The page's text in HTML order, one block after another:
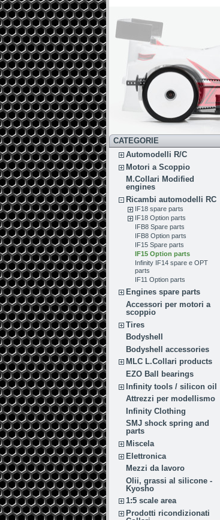
CATEGORIE
Automodelli R/C
Motori a Scoppio
M.Collari Modified
engines
Ricambi automodelli RC
IF18 spare parts
IF18 Option parts
IFB8 Spare parts
IFB8 Option parts
IF15 Spare parts
IF15 Option parts
Infinity IF14 spare e OPT
parts
IF11 Option parts
Engines spare parts
Accessori per motori a
scoppio
Tires
Bodyshell
Bodyshell accessories
MLC L.Collari products
EZO Ball bearings
Infinity tools / silicon oil
Attrezzi per modellismo
Infinity Clothing
SMJ shock spring and
parts
Miscela
Elettronica
Mezzi da lavoro
Olii, grassi al silicone -
Kyosho
1:5 scale area
Prodotti ricondizionati